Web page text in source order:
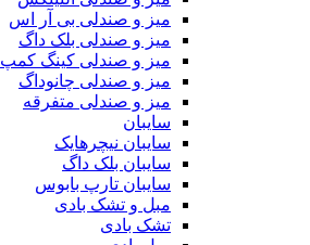
میز و صندلی بی آر اس
میز و صندلی بلک داگ
میز و صندلی کینگ کمپ
میز و صندلی چانوداگ
میز و صندلی متفرقه
سایبان
سایبان نیچرهایک
سایبان بلک داگ
سایبان تارپ بابوس
مبل و تشک بادی
تشک بادی